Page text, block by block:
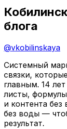
блога
@vkobilinskaya
Системный
связки,
главным. 14
листы,
и контента
без воды —
результат.